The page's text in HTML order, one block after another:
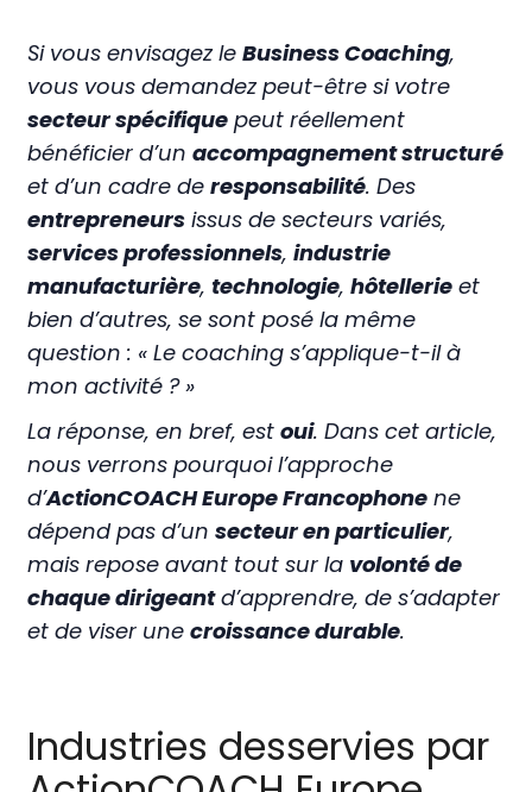
Si vous envisagez leBusiness Coaching,
vous vous demandez peut-être si votre
secteur spécifique peut réellement
bénéficier d’unaccompagnement structuré
et d’un cadre deresponsabilité. Des
entrepreneurs issus de secteurs variés,
services professionnels,industrie
manufacturière, technologie,hôtellerie et
bien d’autres, se sont posé la même
question : « Le coaching s’applique-t-il à
mon activité ? »
La réponse, en bref, estoui. Dans cet article,
nous verrons pourquoi l’approche
d’ActionCOACH Europe Francophone ne
dépend pas d’unsecteur en particulier,
mais repose avant tout sur la volonté de
chaque dirigeantd’apprendre, de s’adapter
et de viser unecroissance durable.
Industries desservies par